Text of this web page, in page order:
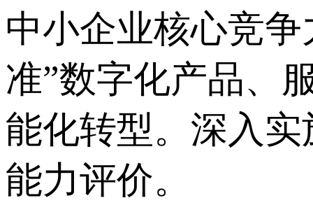
中小企业核心竞
准”数字化产品、
能化转型。深入
能力评价。